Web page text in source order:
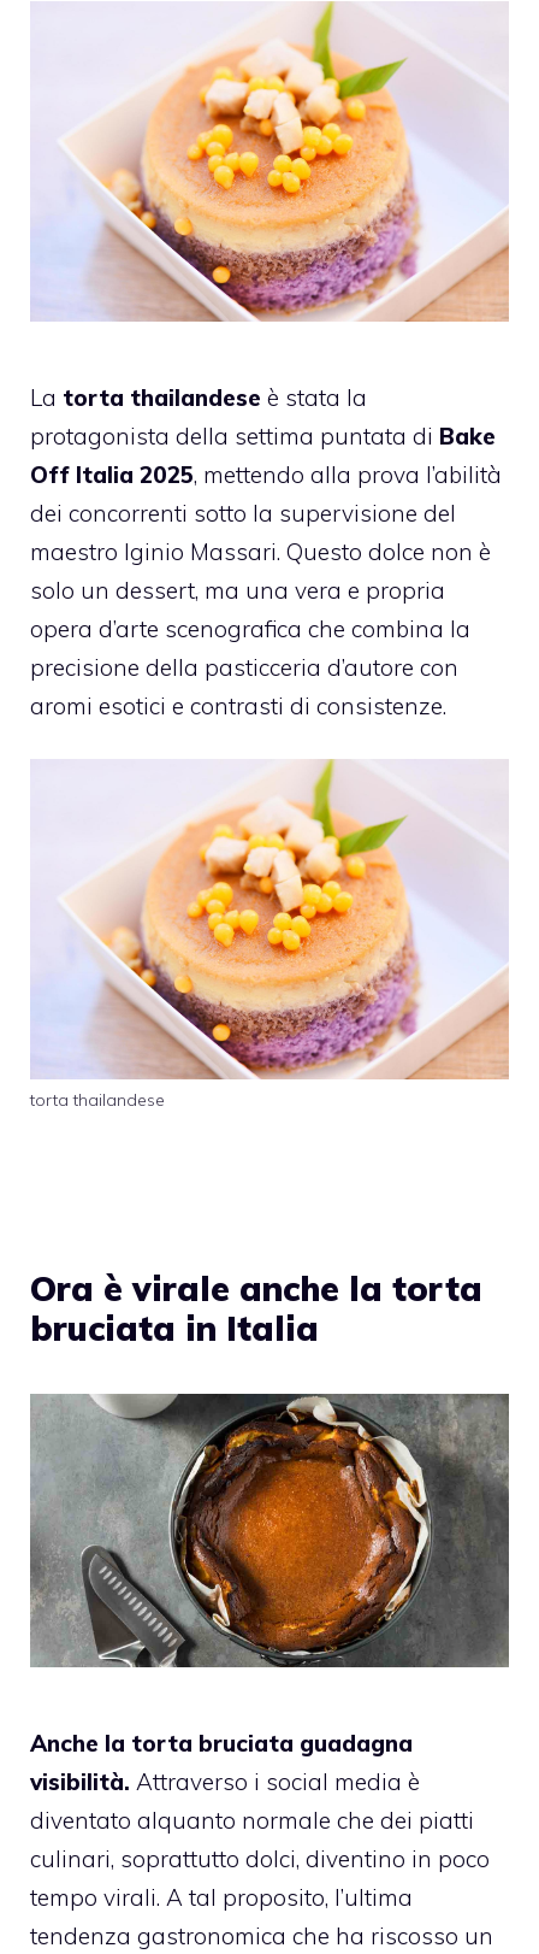
La torta thailandese è stata la
protagonista della settima puntata di Bake
Off Italia 2025, mettendo alla prova l’abilità
dei concorrenti sotto la supervisione del
maestro Iginio Massari. Questo dolce non è
solo un dessert, ma una vera e propria
opera d’arte scenografica che combina la
precisione della pasticceria d’autore con
aromi esotici e contrasti di consistenze.
torta thailandese
Ora è virale anche la torta
bruciata in Italia
Anche la torta bruciata guadagna
visibilità. Attraverso i social media è
diventato alquanto normale che dei piatti
culinari, soprattutto dolci, diventino in poco
tempo virali. A tal proposito, l’ultima
tendenza gastronomica che ha riscosso un